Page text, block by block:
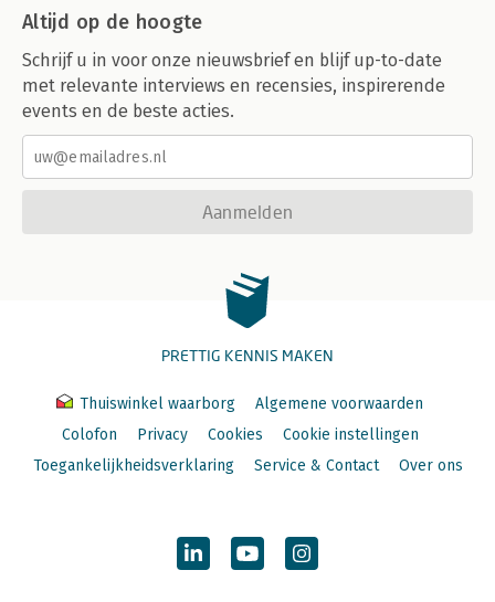
Altijd op de hoogte
Schrijf u in voor onze nieuwsbrief en blijf up-to-date
met relevante interviews en recensies, inspirerende
events en de beste acties.
Aanmelden
PRETTIG KENNIS MAKEN
Thuiswinkel waarborg
Algemene voorwaarden
Colofon
Privacy Cookies
Cookie instellingen
Toegankelijkheidsverklaring
Service & Contact Over ons